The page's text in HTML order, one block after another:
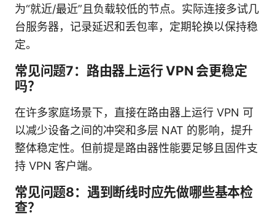
为“就近/最近”且负载较低的节点。实际连接多试几
台服务器，记录延迟和丢包率，定期轮换以保持稳
定。
常见问题7：路由器上运行 VPN 会更稳定
吗？
在许多家庭场景下，直接在路由器上运行 VPN 可
以减少设备之间的冲突和多层 NAT 的影响，提升
整体稳定性。但前提是路由器性能要足够且固件支
持 VPN 客户端。
常见问题8：遇到断线时应先做哪些基本检
查？